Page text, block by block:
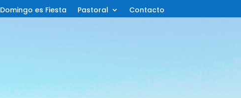
Domingo es Fiesta Pastoral Contacto